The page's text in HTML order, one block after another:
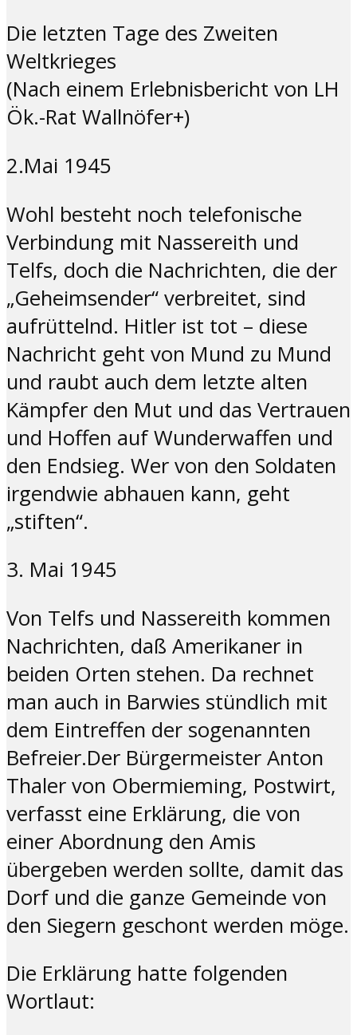
Die letzten Tage des Zweiten
Weltkrieges
(Nach einem Erlebnisbericht von LH
Ök.-Rat Wallnöfer+)
2.Mai 1945
Wohl besteht noch telefonische
Verbindung mit Nassereith und
Telfs, doch die Nachrichten, die der
„Geheimsender“ verbreitet, sind
aufrüttelnd. Hitler ist tot – diese
Nachricht geht von Mund zu Mund
und raubt auch dem letzte alten
Kämpfer den Mut und das Vertrauen
und Hoffen auf Wunderwaffen und
den Endsieg. Wer von den Soldaten
irgendwie abhauen kann, geht
„stiften“.
3. Mai 1945
Von Telfs und Nassereith kommen
Nachrichten, daß Amerikaner in
beiden Orten stehen. Da rechnet
man auch in Barwies stündlich mit
dem Eintreffen der sogenannten
Befreier.Der Bürgermeister Anton
Thaler von Obermieming, Postwirt,
verfasst eine Erklärung, die von
einer Abordnung den Amis
übergeben werden sollte, damit das
Dorf und die ganze Gemeinde von
den Siegern geschont werden möge.
Die Erklärung hatte folgenden
Wortlaut: